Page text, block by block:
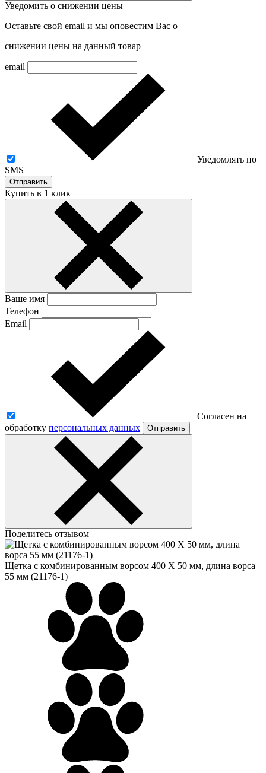
Уведомить о снижении цены
Оставьте свой email и мы оповестим Вас о
снижении цены на данный товар
email
Уведомлять по
SMS
Отправить
Купить в 1 клик
Ваше имя
Телефон
Email
Согласен на
обработку персональных данных Отправить
Поделитесь отзывом
Щетка с комбинированным ворсом 400 X 50 мм, длина ворса
55 мм (21176-1)